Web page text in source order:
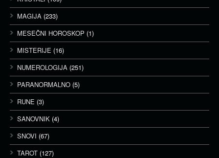
MAGIJA (233)
MESEČNI HOROSKOP (1)
MISTERIJE (16)
NUMEROLOGIJA (251)
PARANORMALNO (5)
RUNE (3)
SANOVNIK (4)
SNOVI (67)
TAROT (127)